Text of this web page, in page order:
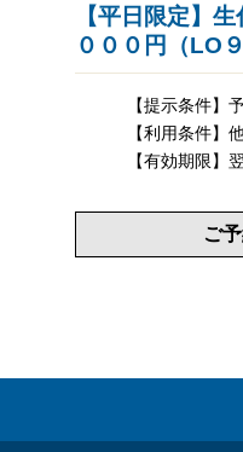
【平日限定】
０００円（LO
【提示条件】
【利用条件】
【有効期限】
ご